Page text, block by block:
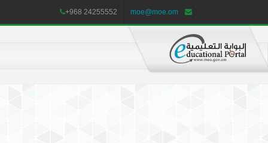
moe@moe.om
+968 24255552